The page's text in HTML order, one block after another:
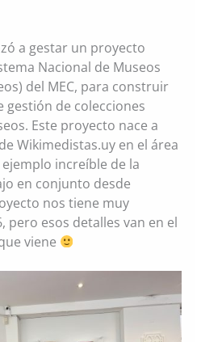
a gestar un proyecto
Nacional de Museos
del MEC, para construir
gestión de colecciones
Este proyecto nace a
Wikimedistas.uy en el área
increíble de la
en conjunto desde
nos tiene muy
pero esos detalles van en el
viene